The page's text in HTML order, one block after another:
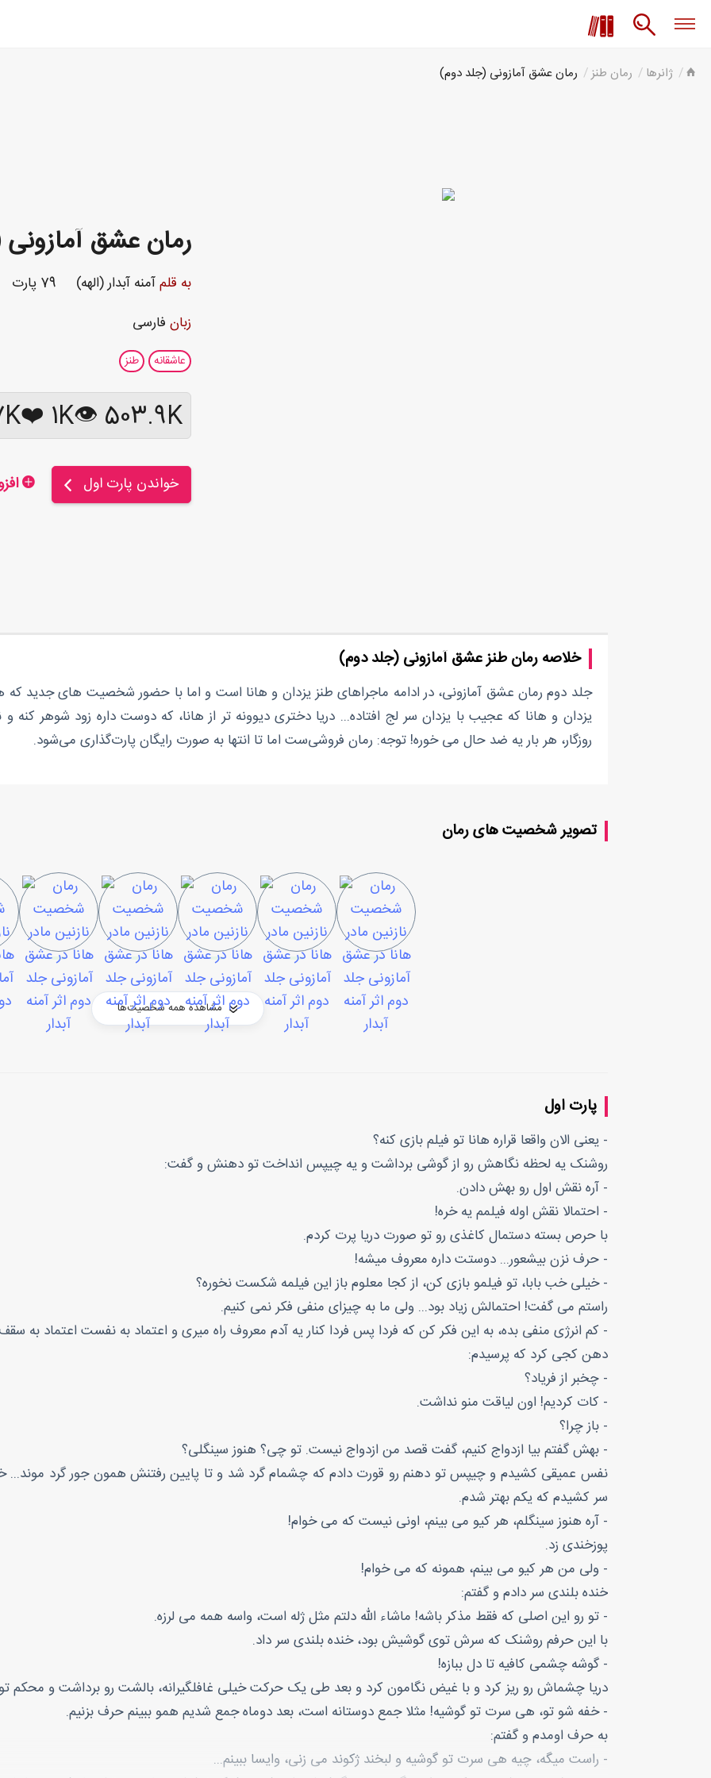
ژانرها رمان طنز رمان عشق آمازونی (جلد دوم)
رمان عشق
به قلمآمنه آبدار (الهه) 79 پارت
زبان فارسی
عاشقانه طنز
503.9K 👁
1K
❤️
💬
خواندن پارت اول افزودن به کتابخانه
خلاصه رمان طنز عشق آمازونی (جلد دوم)
جلد دوم رمان عشق آمازونی، در ادامه ماجراهای طنز یزدان و هانا است و اما با حضور شخصیت های جدید که
یزدان و هانا که عجیب با یزدان سر لج افتاده... دریا دختری دیوونه تر از هانا، که دوست داره زود شوهر
روزگار، هر بار یه ضد حال می خوره! توجه: رمان فروشی‌ست اما تا انتها به صورت رایگان پارت‌گذاری می‌شود.
تصویر شخصیت های رمان
مشاهده همه شخصیت‌ها
پارت اول
- یعنی الان واقعا قراره هانا تو فیلم بازی کنه؟
روشنک یه لحظه نگاهش رو از گوشی برداشت و یه چیپس انداخت تو دهنش و گفت:
- آره نقش اول رو بهش دادن.
- احتمالا نقش اوله فیلمم یه خره!
با حرص بسته دستمال کاغذی رو تو صورت دریا پرت کردم.
- حرف نزن بیشعور... دوستت داره معروف میشه!
- خیلی خب بابا، تو فیلمو بازی کن، از کجا معلوم باز این فیلمه شکست نخوره؟
راستم می گفت! احتمالش زیاد بود... ولی ما به چیزای منفی فکر نمی کنیم.
- کم انرژی منفی بده، به این فکر کن که فردا پس فردا کنار یه آدم معروف راه میری و اعتماد به نفست اعتماد به
دهن کجی کرد که پرسیدم:
- چخبر از فریاد؟
- کات کردیم! اون لیاقت منو نداشت.
- باز چرا؟
- بهش گفتم بیا ازدواج کنیم، گفت قصد من ازدواج نیست. تو چی؟ هنوز سینگلی؟
نفس عمیقی کشیدم و چیپس تو دهنم رو قورت دادم که چشمام گرد شد و تا پایین رفتنش همون جور گرد موند...
سر کشیدم که یکم بهتر شدم.
- آره هنوز سینگلم، هر کیو می بینم، اونی نیست که می خوام!
پوزخندی زد.
- ولی من هر کیو می بینم، همونه که می خوام!
خنده بلندی سر دادم و گفتم:
- تو رو این اصلی که فقط مذکر باشه! ماشاء الله دلتم مثل ژله است، واسه همه می لرزه.
با این حرفم روشنک که سرش توی گوشیش بود، خنده بلندی سر داد.
- گوشه چشمی کافیه تا دل ببازه!
دریا چشماش رو ریز کرد و با غیض نگامون کرد و بعد طی یک حرکت خیلی غافلگیرانه، بالشت رو برداشت و محکم
- خفه شو تو، هی سرت تو گوشیه! مثلا جمع دوستانه است، بعد دوماه جمع شدیم همو ببینم حرف بزنیم.
به حرف اومدم و گفتم:
- راست میگه، چیه هی سرت تو گوشیه و لبخند ژکوند می زنی، وایسا ببینم...